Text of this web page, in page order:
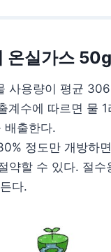
온실가스
사용량이 평균
계수에 따르면 물
출한다.
정도만 개방하
약할 수 있다. 절수
다.